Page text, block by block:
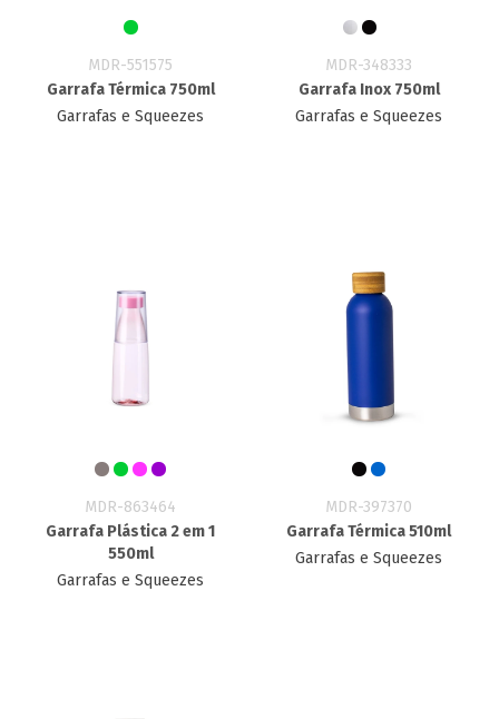
MDR-551575
Garrafa Térmica 750ml
Garrafas e Squeezes
MDR-348333
Garrafa Inox 750ml
Garrafas e Squeezes
MDR-863464
Garrafa Plástica 2 em 1
550ml
Garrafas e Squeezes
MDR-397370
Garrafa Térmica 510ml
Garrafas e Squeezes